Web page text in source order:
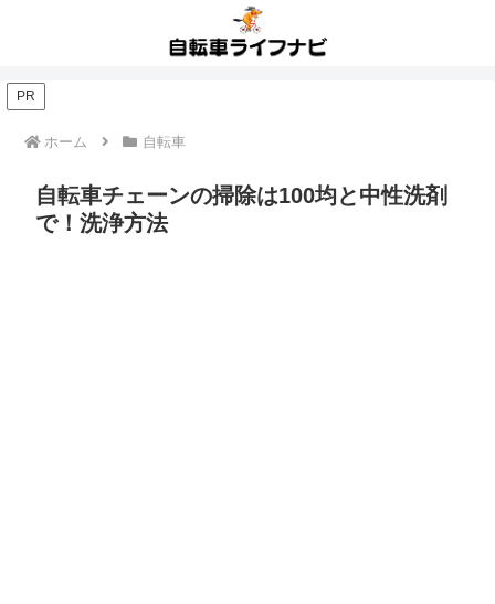
PR
ホーム 自転車
自転車チェーンの掃除は100均と中性洗剤
で！洗浄方法